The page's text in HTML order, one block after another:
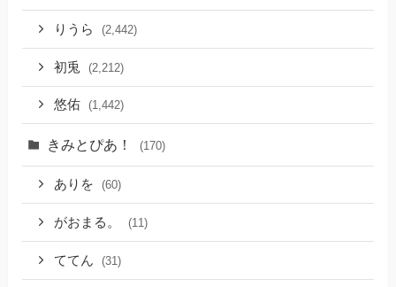
りうら (2,442)
初兎 (2,212)
悠佑 (1,442)
きみとぴあ！ (170)
ありを (60)
がおまる。 (11)
ててん (31)